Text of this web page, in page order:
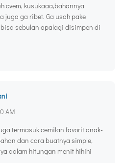
ovem, kusukaaa,bahannya
juga ga ribet. Ga usah pake
sebulan apalagi disimpen di
AM
termasuk cemilan favorit anak-
dan cara buatnya simple,
dalam hitungan menit hihihi